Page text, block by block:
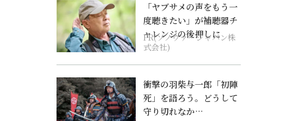
「ヤブサメの声をもう一
度聴きたい」が補聴器チ
ャレンジの後押しに
PR(ソノヴァ・ジャパン株
式会社)
衝撃の羽柴与一郎「初陣
死」を語ろう。どうして
守り切れなか…